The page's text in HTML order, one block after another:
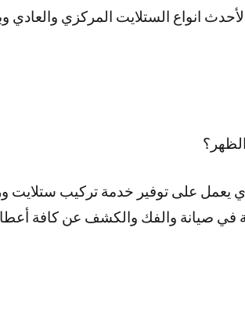
انواع الستلايت المركزي
على توفير خدمة تركيب ستلايت
في صيانة والفك والكشف عن كافة